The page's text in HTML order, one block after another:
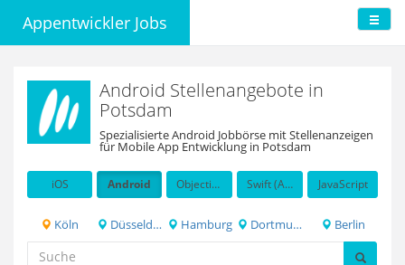
Appentwickler Jobs
Android Stellenangebote in
Potsdam
Spezialisierte Android Jobbörse mit Stellenanzeigen
für Mobile App Entwicklung in Potsdam
iOS Android Objective-C Swift (Apple programming language) JavaScript
Köln Düsseldorf Hamburg Dortmund Berlin